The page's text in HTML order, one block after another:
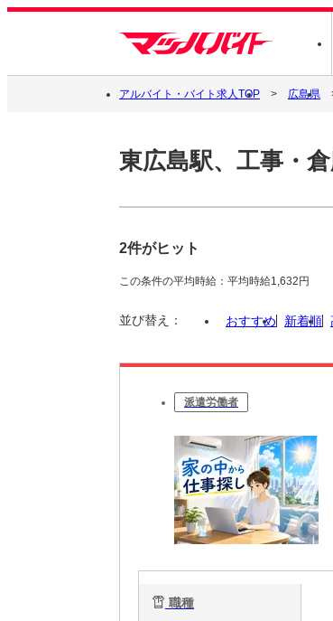
アルバイト・バイト求人TOP 広島県
東広島駅、工事・
2件がヒット
この条件の平均時給：平均時給1,632円
並び替え： おすすめ 新着順
派遣労働者
職種